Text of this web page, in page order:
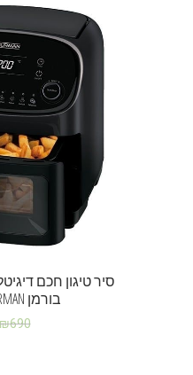
בורמן BURMAN דגם B772
690